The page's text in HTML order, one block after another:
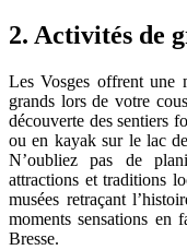
2. Activités de
Les Vosges offrent une
grands lors de votre
découverte des sentiers
ou en kayak sur le lac
N’oubliez pas de
attractions et traditions
musées retraçant
moments sensations
Bresse.